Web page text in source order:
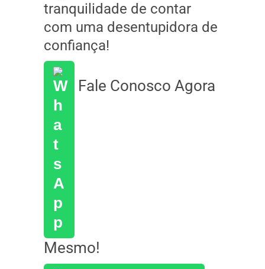
tranquilidade de contar
com uma desentupidora de
confiança!
Fale Conosco Agora
Mesmo!